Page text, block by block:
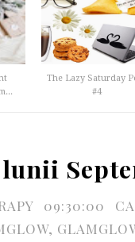
The Lazy Saturday
#4
09:30:00
,